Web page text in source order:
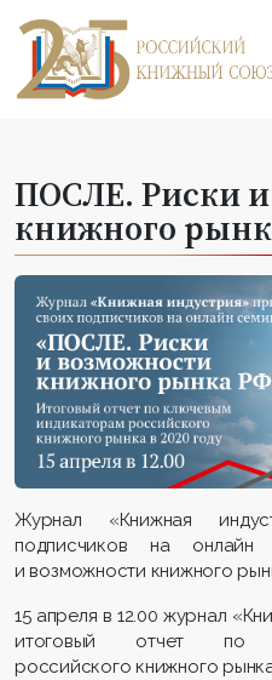
ПОСЛЕ. Риски
книжного
Журнал «Книжная
подписчиков на
и возможности книжного
15 апреля в 12.00 журнал
итоговый отчет по
российского книжного